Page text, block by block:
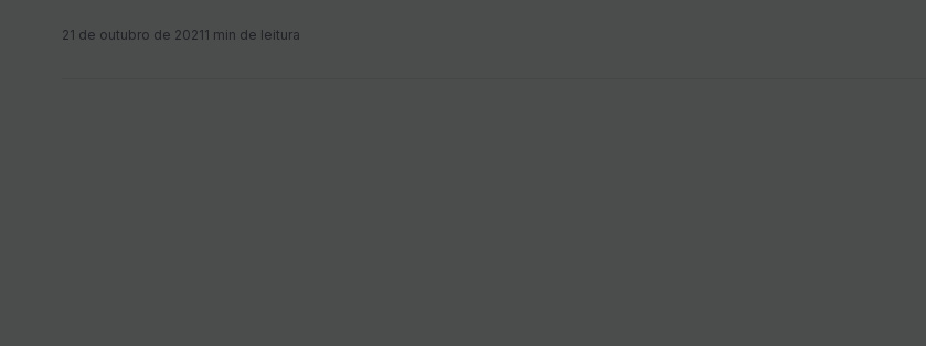
21 de outubro de 20211 min de leitura